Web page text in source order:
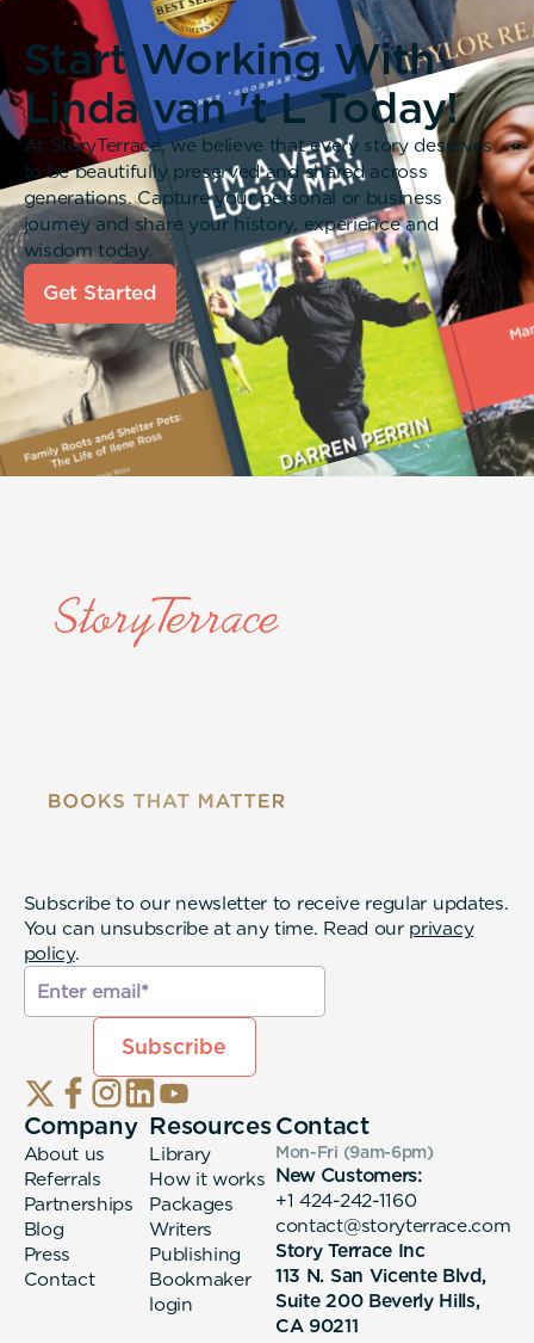
Start Working With
Linda van 't L Today!
At StoryTerrace, we believe that every story deserves
to be beautifully preserved and shared across
generations. Capture your personal or business
journey and share your history, experience and
wisdom today.
Get Started
Subscribe to our newsletter to receive regular updates.
You can unsubscribe at any time. Read our privacy
policy.
Company
About us
Referrals
Partnerships
Blog
Press
Contact
Resources
Library
How it works
Packages
Writers
Publishing
Bookmaker
login
Contact
Mon-Fri (9am-6pm)
New Customers:
+1 424-242-1160
contact@storyterrace.com
Story Terrace Inc
113 N. San Vicente Blvd,
Suite 200 Beverly Hills,
CA 90211